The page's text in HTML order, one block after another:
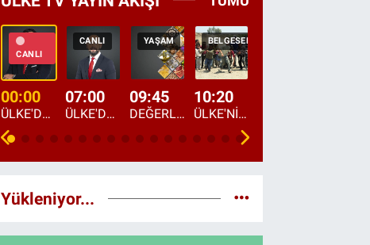
CANLI
00:00
ÜLKE'DE BU GECE
CANLI
07:00
ÜLKE'DE HAFTA SONU
YAŞAM
09:45
DEĞERLERİN DAVETİ
BELGESEL
10:20
ÜLKE'NİN ÇOCUKLARI
Yükleniyor...